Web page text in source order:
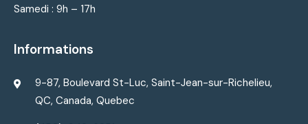
Samedi : 9h – 17h
Informations
9-87, Boulevard St-Luc, Saint-Jean-sur-Richelieu,
QC, Canada, Quebec